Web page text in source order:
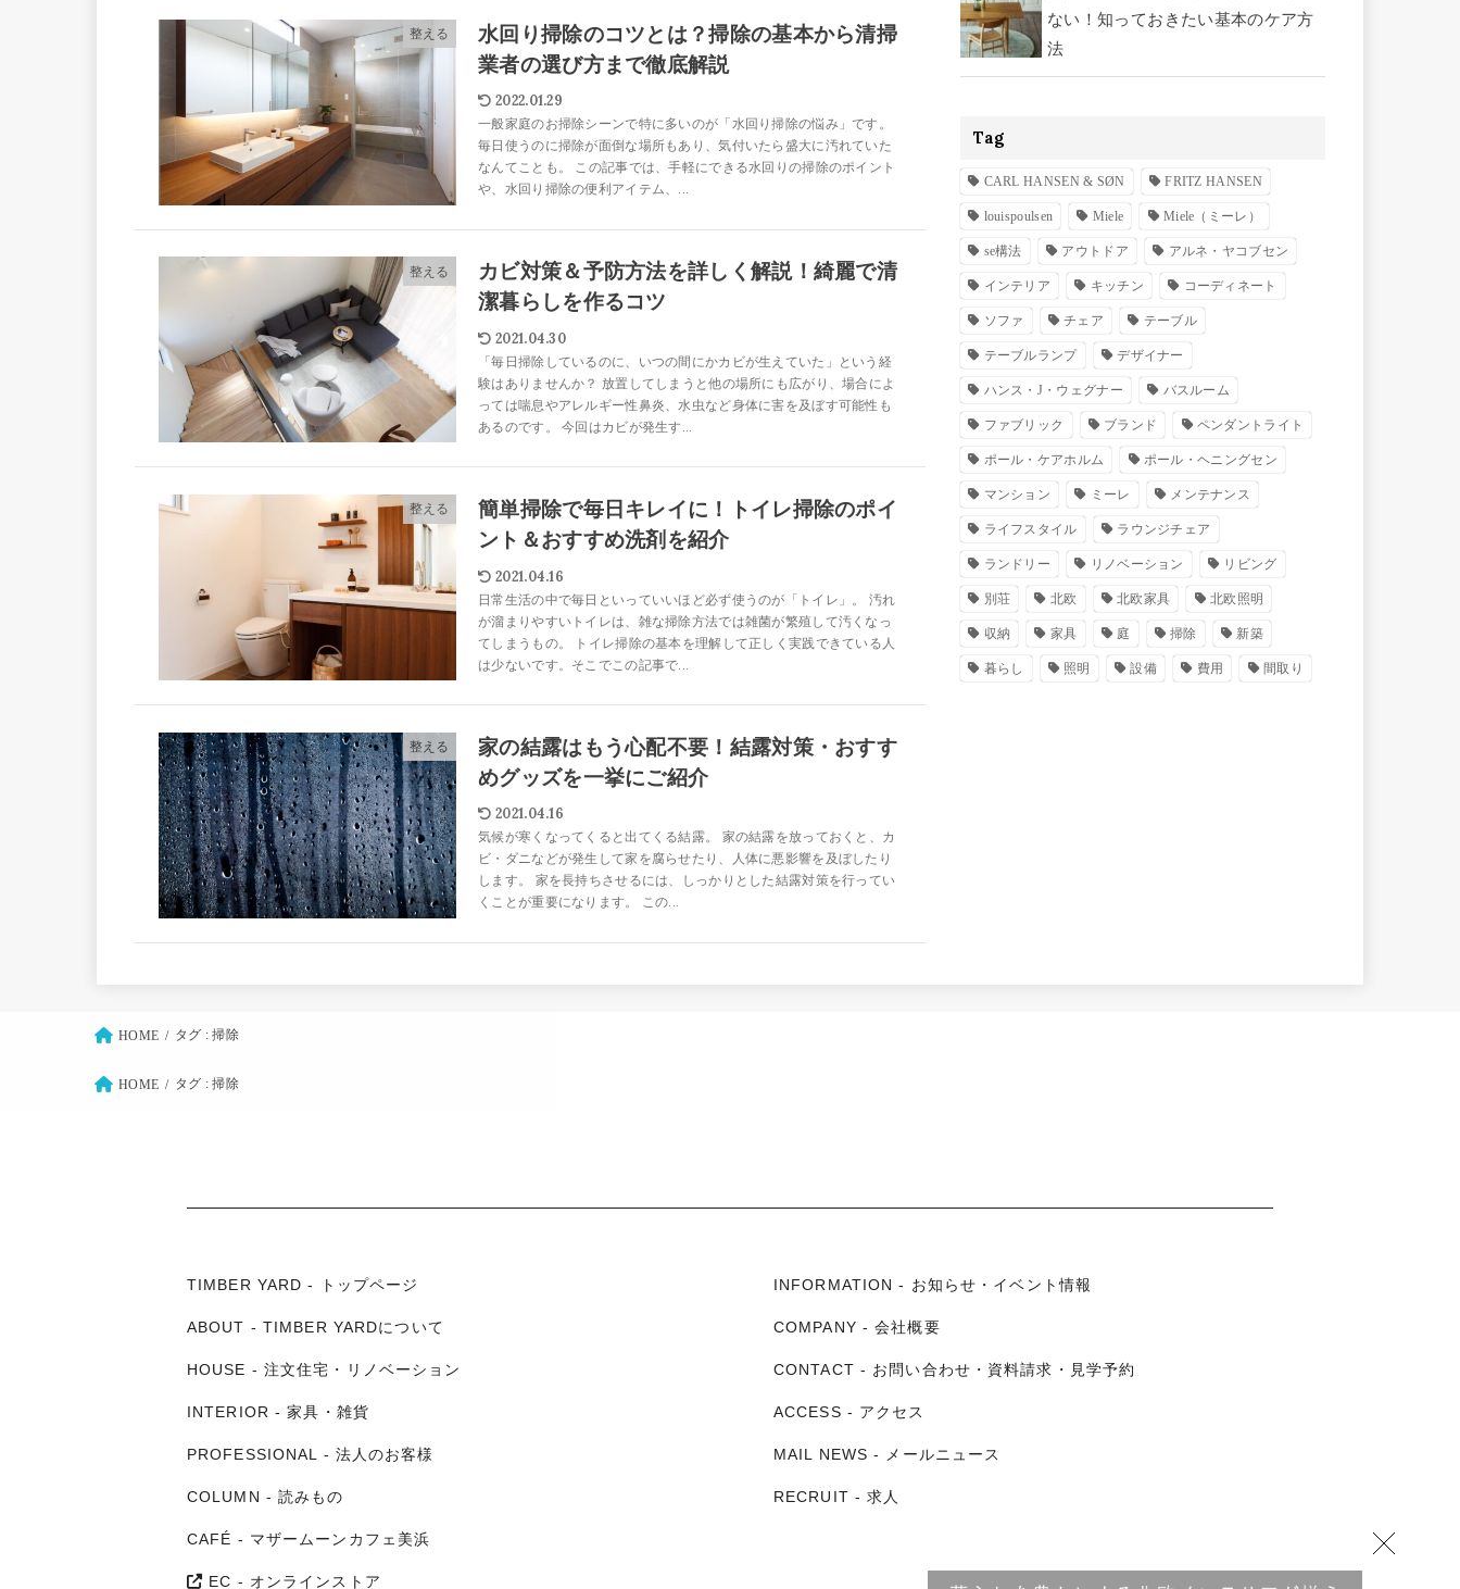
整える
水回り掃除のコツとは？掃除の基本から清掃
業者の選び方まで徹底解説
2022.01.29
一般家庭のお掃除シーンで特に多いのが「水回り掃除の悩み」です。
毎日使うのに掃除が面倒な場所もあり、気付いたら盛大に汚れていた
なんてことも。 この記事では、手軽にできる水回りの掃除のポイント
や、水回り掃除の便利アイテム、...
整える
カビ対策＆予防方法を詳しく解説！綺麗で清
潔暮らしを作るコツ
2021.04.30
「毎日掃除しているのに、いつの間にかカビが生えていた」という経
験はありませんか？ 放置してしまうと他の場所にも広がり、場合によ
っては喘息やアレルギー性鼻炎、水虫など身体に害を及ぼす可能性も
あるのです。 今回はカビが発生す...
整える
簡単掃除で毎日キレイに！トイレ掃除のポイ
ント＆おすすめ洗剤を紹介
2021.04.16
日常生活の中で毎日といっていいほど必ず使うのが「トイレ」。 汚れ
が溜まりやすいトイレは、雑な掃除方法では雑菌が繁殖して汚くなっ
てしまうもの。 トイレ掃除の基本を理解して正しく実践できている人
は少ないです。そこでこの記事で...
整える
家の結露はもう心配不要！結露対策・おすす
めグッズを一挙にご紹介
2021.04.16
気候が寒くなってくると出てくる結露。 家の結露を放っておくと、カ
ビ・ダニなどが発生して家を腐らせたり、人体に悪影響を及ぼしたり
します。 家を長持ちさせるには、しっかりとした結露対策を行ってい
くことが重要になります。 この...
ない！知っておきたい基本のケア方
法
Tag
CARL HANSEN & SØN FRITZ HANSEN
louispoulsen Miele Miele（ミーレ）
se構法 アウトドア アルネ・ヤコブセン
インテリア キッチン コーディネート
ソファ チェア テーブル
テーブルランプ デザイナー
ハンス・J・ウェグナー バスルーム
ファブリック ブランド ペンダントライト
ポール・ケアホルム ポール・ヘニングセン
マンション ミーレ メンテナンス
ライフスタイル ラウンジチェア
ランドリー リノベーション リビング
別荘 北欧 北欧家具 北欧照明
収納 家具 庭 掃除 新築
暮らし 照明 設備 費用 間取り
HOME タグ : 掃除
HOME タグ : 掃除
TIMBER YARD - トップページ
ABOUT - TIMBER YARDについて
HOUSE - 注文住宅・リノベーション
INTERIOR - 家具・雑貨
PROFESSIONAL - 法人のお客様
COLUMN - 読みもの
CAFÉ - マザームーンカフェ美浜
EC - オンラインストア
INFORMATION - お知らせ・イベント情報
COMPANY - 会社概要
CONTACT - お問い合わせ・資料請求・見学予約
ACCESS - アクセス
MAIL NEWS - メールニュース
RECRUIT - 求人